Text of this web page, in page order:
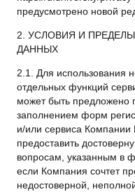
предусмотрено новой
2. УСЛОВИЯ И
ДАННЫХ
2.1. Для использования
отдельных функций
может быть предложено
заполнением форм
и/или сервиса Компании
предоставить
вопросам, указанным в
если Компания сочтет
недостоверной,